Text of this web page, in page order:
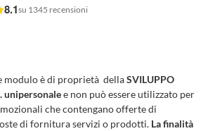
8.1su 1345 recensioni
modulo è di proprietà dellaSVILUPPO
unipersonalee non può essere utilizzato per
che contengano offerte di
di fornitura servizi o prodotti. La finalità